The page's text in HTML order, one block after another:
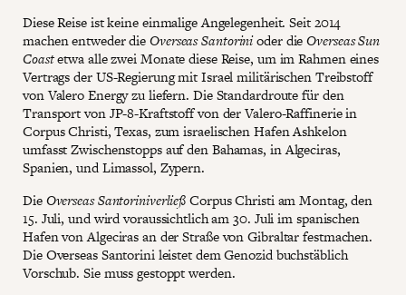
Diese Reise ist keine einmalige Angelegenheit. Seit 2014
machen entweder dieOverseas Santorinioder dieOverseas Sun
Coastetwa alle zwei Monate diese Reise, um im Rahmen eines
Vertrags der US-Regierung mit Israel militärischen Treibstoff
von Valero Energy zu liefern. Die Standardroute für den
Transport von JP-8-Kraftstoff von der Valero-Raffinerie in
Corpus Christi, Texas, zum israelischen Hafen Ashkelon
umfasst Zwischenstopps auf den Bahamas, in Algeciras,
Spanien, und Limassol, Zypern.
DieOverseas SantoriniverließCorpus Christi am Montag, den
15. Juli, und wird voraussichtlich am 30. Juli im spanischen
Hafen von Algeciras an der Straße von Gibraltar festmachen.
Die Overseas Santorini leistet dem Genozid buchstäblich
Vorschub. Sie muss gestoppt werden.